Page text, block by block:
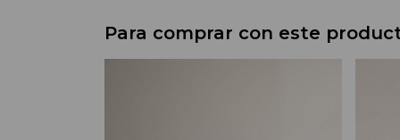
Para comprar con este